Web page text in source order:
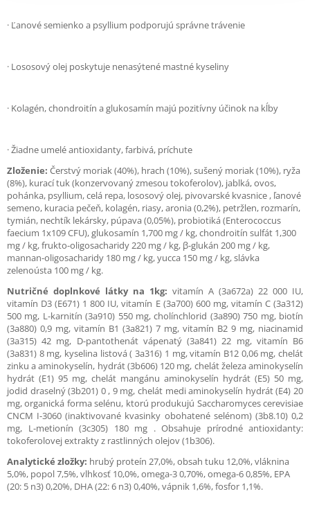
· Ľanové semienko a psyllium podporujú správne trávenie
· Lososový olej poskytuje nenasýtené mastné kyseliny
· Kolagén, chondroitín a glukosamín majú pozitívny účinok na kĺby
· Žiadne umelé antioxidanty, farbivá, príchute
Zloženie: Čerstvý moriak (40%), hrach (10%), sušený moriak (10%), ryža
(8%), kurací tuk (konzervovaný zmesou tokoferolov), jablká, ovos,
pohánka, psyllium, celá repa, lososový olej, pivovarské kvasnice , ľanové
semeno, kuracia pečeň, kolagén, riasy, aronia (0,2%), petržlen, rozmarín,
tymián, nechtík lekársky, púpava (0,05%), probiotiká (Enterococcus
faecium 1x109 CFU), glukosamín 1,700 mg / kg, chondroitín sulfát 1,300
mg / kg, frukto-oligosacharidy 220 mg / kg, β-glukán 200 mg / kg,
mannan-oligosacharidy 180 mg / kg, yucca 150 mg / kg, slávka
zelenoústa 100 mg / kg.
Nutričné doplnkové látky na 1kg: vitamín A (3a672a) 22 000 IU,
vitamín D3 (E671) 1 800 IU, vitamín E (3a700) 600 mg, vitamín C (3a312)
500 mg, L-karnitín (3a910) 550 mg, cholínchlorid (3a890) 750 mg, biotín
(3a880) 0,9 mg, vitamín B1 (3a821) 7 mg, vitamín B2 9 mg, niacinamid
(3a315) 42 mg, D-pantothenát vápenatý (3a841) 22 mg, vitamín B6
(3a831) 8 mg, kyselina listová ( 3a316) 1 mg, vitamín B12 0,06 mg, chelát
zinku a aminokyselín, hydrát (3b606) 120 mg, chelát železa aminokyselín
hydrát (E1) 95 mg, chelát mangánu aminokyselín hydrát (E5) 50 mg,
jodid draselný (3b201) 0 , 9 mg, chelát medi aminokyselín hydrát (E4) 20
mg, organická forma selénu, ktorú produkujú Saccharomyces cerevisiae
CNCM I-3060 (inaktivované kvasinky obohatené selénom) (3b8.10) 0,2
mg, L-metionín (3c305) 180 mg . Obsahuje prírodné antioxidanty:
tokoferolovej extrakty z rastlinných olejov (1b306).
Analytické zložky: hrubý proteín 27,0%, obsah tuku 12,0%, vláknina
5,0%, popol 7,5%, vlhkosť 10,0%, omega-3 0,70%, omega-6 0,85%, EPA
(20: 5 n3) 0,20%, DHA (22: 6 n3) 0,40%, vápnik 1,6%, fosfor 1,1%.